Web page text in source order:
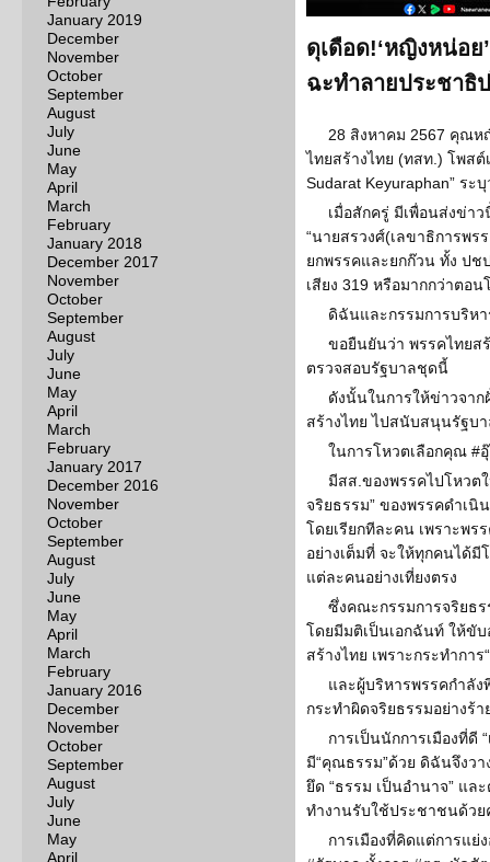
January 2019
December
November
October
September
August
July
June
May
April
March
February
January 2018
December 2017
November
October
September
August
July
June
May
April
March
February
January 2017
December 2016
November
October
September
August
July
June
May
April
March
February
January 2016
December
November
October
September
August
July
June
May
April
ดุเดือด!‘หญิงหน่อย
ฉะทำลายประชาธิ
28 สิงหาคม 2567 คุณ
ไทยสร้างไทย (ทสท.) โพส
Sudarat Keyuraphan” ระ
เมื่อสักครู่ มีเพื่อนส่งข่า
“นายสรวงศ์(เลขาธิการพ
ยกพรรคและยกก๊วน ทั้ง ปช
เสียง 319 หรือมากกว่าตอน
ดิฉันและกรรมการบริห
ขอยืนยันว่า พรรคไทยส
ตรวจสอบรัฐบาลชุดนี้
ดังนั้นในการให้ข่าวจาก
สร้างไทย ไปสนับสนุนรัฐบ
ในการโหวตเลือกคุณ #
มีสส.ของพรรคไปโหวต
จริยธรรม” ของพรรคดำเนิ
โดยเรียกทีละคน เพราะพ
อย่างเต็มที่ จะให้ทุกคนได้
แต่ละคนอย่างเที่ยงตรง
ซึ่งคณะกรรมการจริยธ
โดยมีมติเป็นเอกฉันท์ ให้ขั
สร้างไทย เพราะกระทำกา
และผู้บริหารพรรคกำลั
กระทำผิดจริยธรรมอย่างร้า
การเป็นนักการเมืองที่ดี
มี“คุณธรรม”ด้วย ดิฉันจึงว
ยึด “ธรรม เป็นอำนาจ” แ
ทำงานรับใช้ประชาชนด้ว
การเมืองที่คิดแต่การแย่